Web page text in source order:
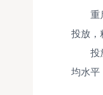
重
投放，
投
均水平